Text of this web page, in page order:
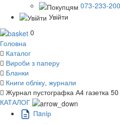
073-233-
Увійти
0
Головна
Каталог
Вироби з паперу
Бланки
Книги обліку, журнали
Журнал пустографка А4 газетка 50
КАТАЛОГ
Пaпiр